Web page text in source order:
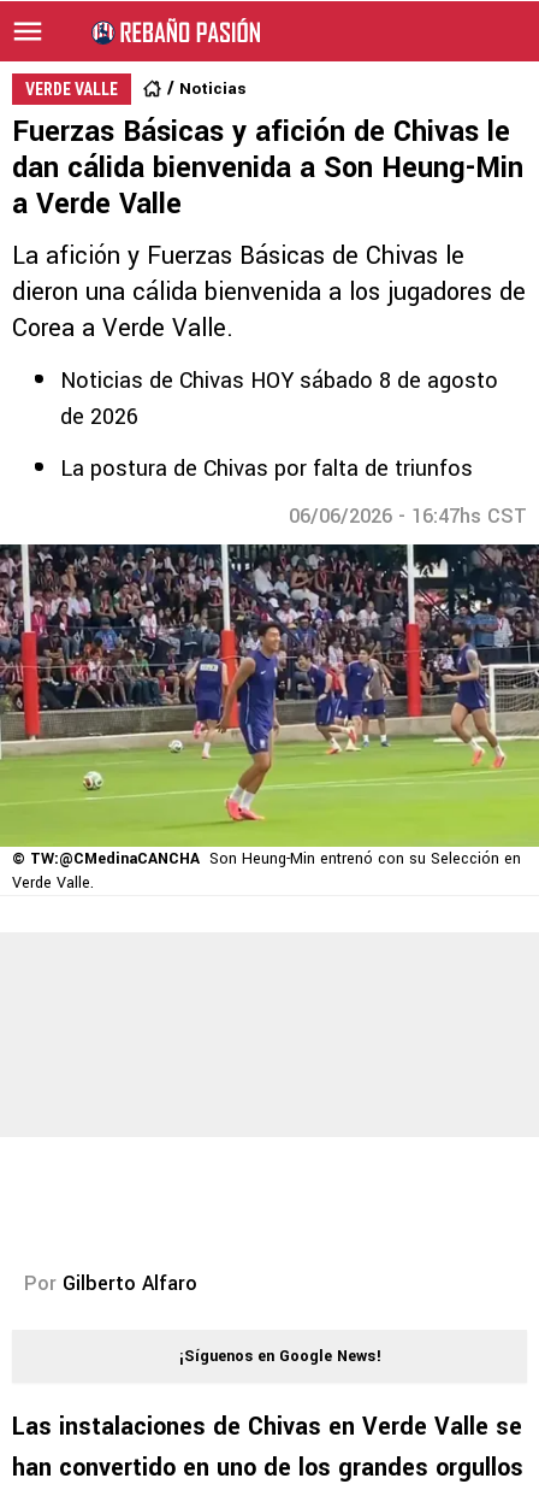
VERDE VALLE Noticias
Fuerzas Básicas y afición de Chivas le
dan cálida bienvenida a Son Heung-Min
a Verde Valle
La afición y Fuerzas Básicas de Chivas le
dieron una cálida bienvenida a los jugadores de
Corea a Verde Valle.
Noticias de Chivas HOY sábado 8 de agosto
de 2026
La postura de Chivas por falta de triunfos
06/06/2026 - 16:47hs CST
© TW:@CMedinaCANCHA Son Heung-Min entrenó con su Selección en
Verde Valle.
Por Gilberto Alfaro
¡Síguenos en Google News!
Las instalaciones de Chivas en Verde Valle se
han convertido en uno de los grandes orgullos